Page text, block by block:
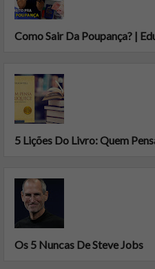
Como Sair Da Poupança? |
5 Lições Do Livro: Quem
Os 5 Nuncas De Steve Jobs